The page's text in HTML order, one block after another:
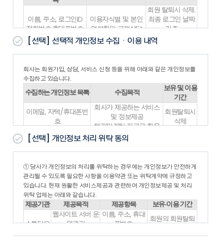
2. 회사는 『약관의규제에관한법률』, 『정보통신망이용촉진및
정보보호등에관한법률(이하 “정보통신망법”)』 등 관련법을 위
배하지 않는 범위에서 본 약관을 개정할 수 있으며, 변경된 약관
은 제1항과
같은 방법으로 공지함으로 써 효력을 발생합니다.
제3조 (약관 외 준칙)
법 및 기타 관련법령의 약관에 의합니다.
제4조 (용어의 정의)
1. 본 약관에서 사용하는 용어의 정의는 다음과 같습니다.
- “회원”이라 함은 회사의 “서비스”에 접속하여 이 약관에 따라
“회사”와 이용계약을 체결하고 “회사”가 제공하는 “서비스”를 이
용하는 고객을 말합니다.
- “아이디(ID)”라 함은 “회원”의 식별과 “서비스” 이용을 위하여
“회원”이 정하고 “회사”가 승인하는 문자와 숫자의 조합을 의미
“회원”임을 확인하고 비밀보호를 위해 “회원” 자신이 정한 문자
또는 숫자의 조합을 의미합니다.
- “서비스”라 함은 구현되는 단말기(PC, TV, 휴대형단말기 등의
각종 유무선 장치를 포함)와 상관없이 “회원”이 이용할 수 있는
홈페이지 내 제반 서비스를 의미합니다.
- “운영자”란 서비스의 전반적인 관리와 원활한 운영을 위하여
회사에서 선정한 사람을 말합니다.
이름, 주소, 로그인ID
전화번호,휴대폰번호,
이메일
이용자식별 및 본인
여부확인 고객상담
및 광고
회원 탈퇴시 삭제.
최종 로그인 날짜
기준
1년간 미로그인시
거부 시 대방건설(주)의 서비스가 제한되며, 동의를 해주셔야 서비스를
이용하실수 있습니다.
[선택] 선택적 개인정보 수집ㆍ이용 내역
회사는 회원가입, 상담, 서비스 신청 등을 위해 아래와 같은 개인정보를
수집하고 있습니다.
수집하는 개인정보 목록 수집목적
보유 및 이용
기간
이메일, 자택/휴대폰번
호
회사가 제공하는 서비스
및 정보제공
텔레마케팅 자료로 활용
회원탈퇴시
삭제
이름, ID, 주소, 이메일,
휴대폰번호
고객상담, 고객민원 접수/
능합니다.
※ 보존근거: 전자상거래 등에서의 소비자 보호에 관한 법률 시행령 제
6조4
[선택] 개인정보 처리 위탁 동의
① 당사가 개인정보의 처리를 위탁하는 경우에는 개인정보가 안전하게
관리될 수 있도록 필요한 사항을 이용약관 또는 위탁계약에 규정하고
있습니다. 현재 원활한 서비스제공과 관련하여 개인정보제공 및 처리
위탁 업체는 아래와 같습니다.
제공기관 제공목적 제공항목
보유·이용 기간
스튜디오
픽스
웹사이트 서버 운
영관리
(데이터저장, 보
이름, 주소, 휴대
폰번호,
로그인ID, 비밀번
회원의 회원탈퇴
위탁계약 종료시